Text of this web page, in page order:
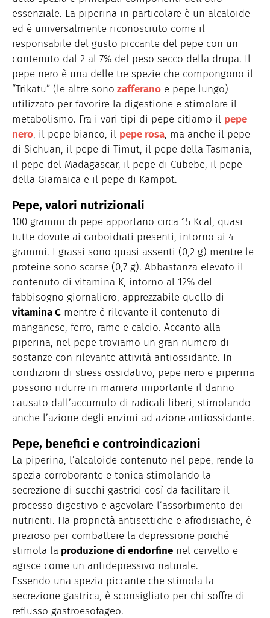
essenziale. La piperina in particolare è un alcaloide
ed è universalmente riconosciuto come il
responsabile del gusto piccante del pepe con un
contenuto dal 2 al 7% del peso secco della drupa. Il
pepe nero è una delle tre spezie che compongono il
“Trikatu” (le altre sono zafferano e pepe lungo)
utilizzato per favorire la digestione e stimolare il
metabolismo. Fra i vari tipi di pepe citiamo il pepe
nero, il pepe bianco, il pepe rosa, ma anche il pepe
di Sichuan, il pepe di Timut, il pepe della Tasmania,
il pepe del Madagascar, il pepe di Cubebe, il pepe
della Giamaica e il pepe di Kampot.
Pepe, valori nutrizionali
100 grammi di pepe apportano circa 15 Kcal, quasi
tutte dovute ai carboidrati presenti, intorno ai 4
grammi. I grassi sono quasi assenti (0,2 g) mentre le
proteine sono scarse (0,7 g). Abbastanza elevato il
contenuto di vitamina K, intorno al 12% del
fabbisogno giornaliero, apprezzabile quello di
vitamina C mentre è rilevante il contenuto di
manganese, ferro, rame e calcio. Accanto alla
piperina, nel pepe troviamo un gran numero di
sostanze con rilevante attività antiossidante. In
condizioni di stress ossidativo, pepe nero e piperina
possono ridurre in maniera importante il danno
causato dall’accumulo di radicali liberi, stimolando
anche l’azione degli enzimi ad azione antiossidante.
Pepe, benefici e controindicazioni
La piperina, l’alcaloide contenuto nel pepe, rende la
spezia corroborante e tonica stimolando la
secrezione di succhi gastrici così da facilitare il
processo digestivo e agevolare l’assorbimento dei
nutrienti. Ha proprietà antisettiche e afrodisiache, è
prezioso per combattere la depressione poiché
stimola la produzione di endorfine nel cervello e
agisce come un antidepressivo naturale.
Essendo una spezia piccante che stimola la
secrezione gastrica, è sconsigliato per chi soffre di
reflusso gastroesofageo.